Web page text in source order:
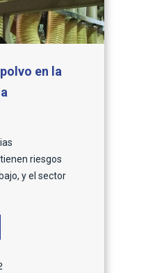
en la
riesgos
y el sector